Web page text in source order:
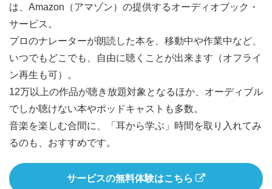
は、Amazon（アマゾン）の提供するオーディオブック・
サービス。
プロのナレーターが朗読した本を、移動中や作業中など、
いつでもどこでも、自由に聴くことが出来ます（オフライ
ン再生も可）。
12万以上の作品が聴き放題対象となるほか、オーディブル
でしか聴けない本やポッドキャストも多数。
音楽を楽しむ合間に、「耳から学ぶ」時間を取り入れてみ
るのも、おすすめです。
サービスの無料体験はこちら